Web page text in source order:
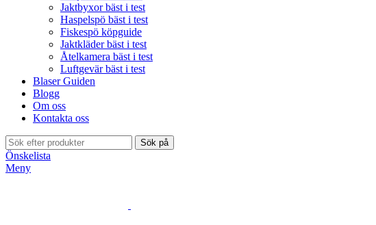
Jaktbyxor bäst i test
Haspelspö bäst i test
Fiskespö köpguide
Jaktkläder bäst i test
Åtelkamera bäst i test
Luftgevär bäst i test
Blaser Guiden
Blogg
Om oss
Kontakta oss
Sök på
Önskelista
Meny